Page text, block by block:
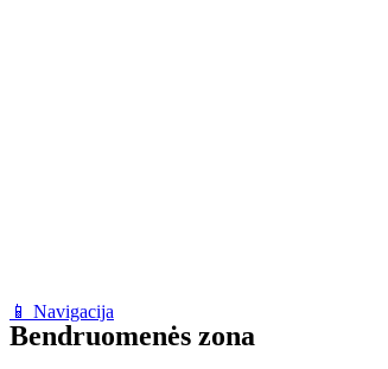
📱 Navigacija
Bendruomenės zona